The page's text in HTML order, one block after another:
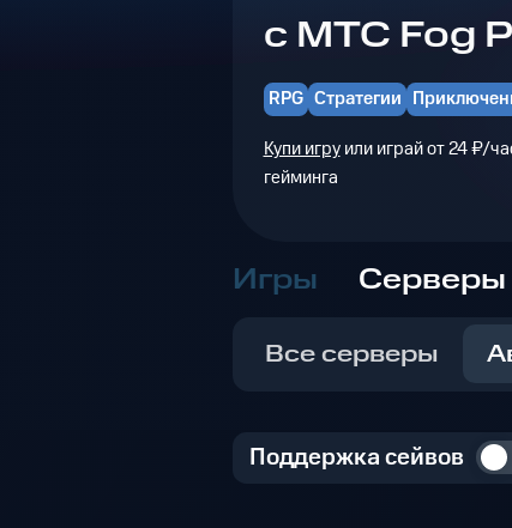
с МТС Fog
RPG Стратегии
Купи игруили играй от 24 ₽/
гейминга
Игры Серверы
Все серверы
Поддержка сейвов